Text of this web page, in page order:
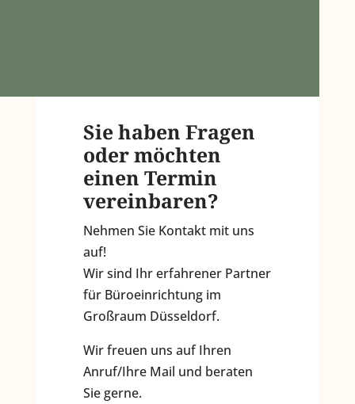
Sie haben Fragen
oder möchten
einen Termin
vereinbaren?
Nehmen Sie Kontakt mit uns
auf!
Wir sind Ihr erfahrener Partner
für Büroeinrichtung im
Großraum Düsseldorf.
Wir freuen uns auf Ihren
Anruf/Ihre Mail und beraten
Sie gerne.